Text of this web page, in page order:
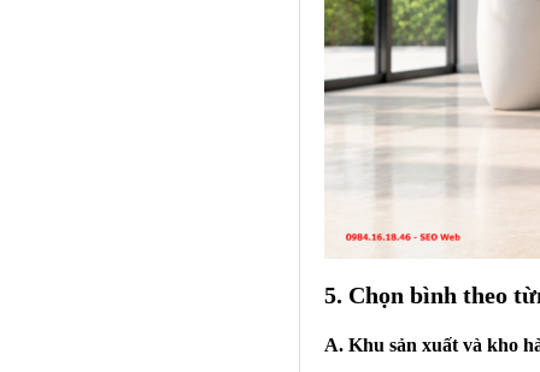
5. Chọn bình theo
A. Khu sản xuất và kho